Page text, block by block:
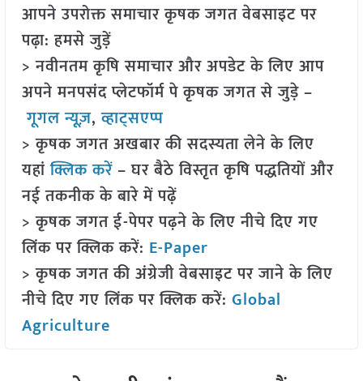
आपने उपरोक्त समाचार कृषक जगत वेबसाइट पर
पढ़ा: हमसे जुड़ें
> नवीनतम कृषि समाचार और अपडेट के लिए आप
अपने मनपसंद प्लेटफॉर्म पे कृषक जगत से जुड़े –
गूगल न्यूज़,व्हाट्सएप्प
> कृषक जगत अखबार की सदस्यता लेने के लिए
यहांक्लिक करें– घर बैठे विस्तृत कृषि पद्धतियों और
नई तकनीक के बारे में पढ़ें
> कृषक जगत ई-पेपर पढ़ने के लिए नीचे दिए गए
लिंक पर क्लिक करें: E-Paper
> कृषक जगत की अंग्रेजी वेबसाइट पर जाने के लिए
नीचे दिए गए लिंक पर क्लिक करें: Global
Agriculture